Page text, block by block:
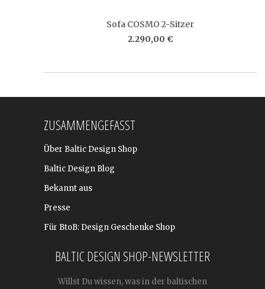
Sofa COSMO 2-Sitzer
2.290,00 €
ZUSAMMENGEFASST
Über Baltic Design Shop
Baltic Design Blog
Bekannt aus
Presse
Für BtoB: Design Geschenke Shop
BALTIC DESIGN SHOP-NEWSLETTER
Willst Du wissen, was in der baltischen